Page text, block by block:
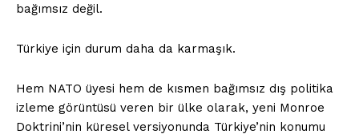
bağımsız değil.
Türkiye için durum daha da karmaşık.
Hem NATO üyesi hem de kısmen bağımsız dış politika
izleme görüntüsü veren bir ülke olarak, yeni Monroe
Doktrini’nin küresel versiyonunda Türkiye’nin konumu